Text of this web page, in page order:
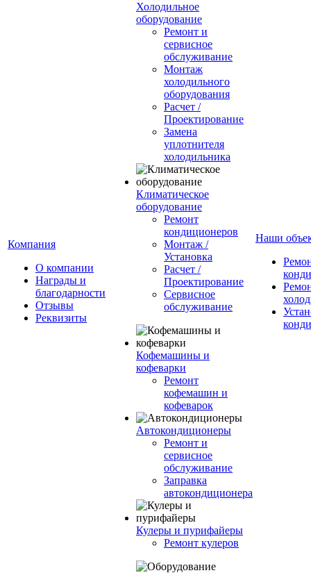
Компания
О компании
Награды и
благодарности
Отзывы
Реквизиты
Холодильное
оборудование
Ремонт и
сервисное
обслуживание
Монтаж
холодильного
оборудования
Расчет /
Проектирование
Замена
уплотнителя
холодильника
Климатическое
оборудование
Ремонт
кондиционеров
Монтаж /
Установка
Расчет /
Проектирование
Сервисное
обслуживание
Кофемашины и
кофеварки
Ремонт
кофемашин и
кофеварок
Автокондиционеры
Ремонт и
сервисное
обслуживание
Заправка
автокондиционера
Кулеры и пурифайеры
Ремонт кулеров
Наши